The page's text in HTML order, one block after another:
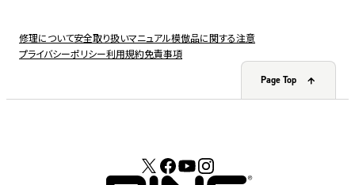
修理について安全取り扱いマニュアル模倣品に関する注意
プライバシーポリシー利用規約免責事項
Page Top